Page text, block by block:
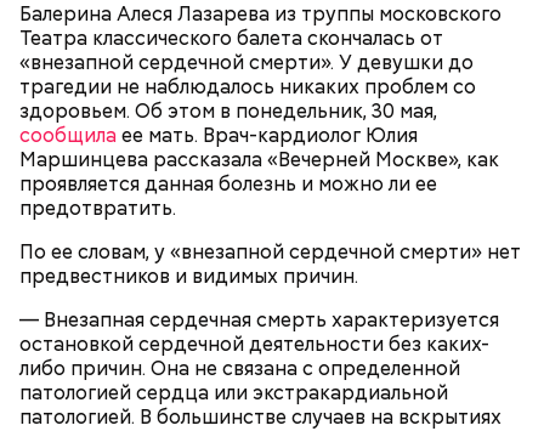
Балерина Алеся Лазарева из труппы московского
Театра классического балета скончалась от
«внезапной сердечной смерти». У девушки до
трагедии не наблюдалось никаких проблем со
здоровьем. Об этом в понедельник, 30 мая,
сообщилаее мать. Врач-кардиолог Юлия
Маршинцева рассказала «Вечерней Москве», как
проявляется данная болезнь и можно ли ее
предотвратить.
По ее словам, у «внезапной сердечной смерти» нет
предвестников и видимых причин.
— Внезапная сердечная смерть характеризуется
остановкой сердечной деятельности без каких-
либо причин. Она не связана с определенной
патологией сердца или экстракардиальной
патологией. В большинстве случаев на вскрытиях
— Заранее предсказать, как объект себя поведет,
невозможно. Если допустить резкое движение,
поток воздуха может увлечь шар за человеком, и
тот будет следовать за ним до тех пор, пока не
угаснет, — объяснил Бычков. — Но чаще всего они
не взрываются. Это редкий случай. Обычно энергия
у них кончается и они затухают.
словам, ему казалось, что он вернулся домой с
фронта с победой.
Николай-угодник и народный
календарь